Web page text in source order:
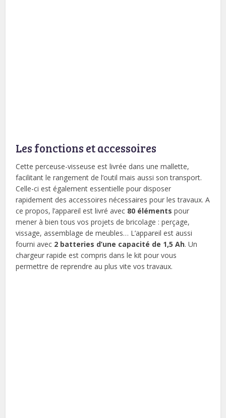
Les fonctions et accessoires
Cette perceuse-visseuse est livrée dans une mallette,
facilitant le rangement de l’outil mais aussi son transport.
Celle-ci est également essentielle pour disposer
rapidement des accessoires nécessaires pour les travaux. A
ce propos, l’appareil est livré avec 80 éléments pour
mener à bien tous vos projets de bricolage : perçage,
vissage, assemblage de meubles… L’appareil est aussi
fourni avec 2 batteries d’une capacité de 1,5 Ah. Un
chargeur rapide est compris dans le kit pour vous
permettre de reprendre au plus vite vos travaux.